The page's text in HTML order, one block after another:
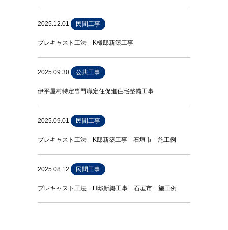
2025.12.01 民間工事
プレキャスト工法 K様邸新築工事
2025.09.30 公共工事
伊平屋村特定専門職定住促進住宅整備工事
2025.09.01 民間工事
プレキャスト工法 K邸新築工事 石垣市 施工例
2025.08.12 民間工事
プレキャスト工法 H邸新築工事 石垣市 施工例